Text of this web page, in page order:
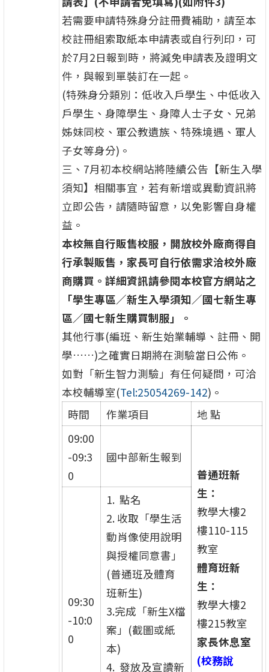
若需要申請特殊身分註冊費補助，請至本
校註冊組索取紙本申請表或自行列印，可
於7月2日報到時，將減免申請表及證明文
件，與報到單裝訂在一起。
(特殊身分類別：低收入戶學生、中低收入
戶學生、身障學生、身障人士子女、兄弟
姊妹同校、軍公教遺族、特殊境遇、軍人
子女等身分)。
三、7月初本校網站將陸續公告【新生入學
須知】相關事宜，若有新增或異動資訊將
立即公告，請隨時留意，以免影響自身權
益。
本校無自行販售校服，開放校外廠商得自
行承製販售，家長可自行依需求洽校外廠
商購買。詳細資訊請參閱本校官方網站之
「學生專區／新生入學須知／國七新生專
區／國七新生購買制服」。
其他行事(編班、新生始業輔導、註冊、開
學……)之確實日期將在測驗當日公佈。
如對「新生智力測驗」有任何疑問，可洽
本校輔導室(Tel:25054269-142)。
時間
作業項目
地 點
09:00
-09:3
0
國中部新生報到
普通班新
生：
教學大樓2
樓110-115
教室
體育班新
生：
教學大樓2
樓215教室
家長休息室
(校務說
09:30
-10:0
0
1. 點名
2. 收取「學生活
動肖像使用說明
與授權同意書」
(普通班及體育
班新生)
3.完成「新生X檔
案」(截圖或紙
本)
4. 發放及宣讀新